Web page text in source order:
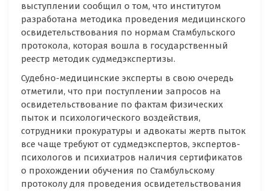
выступлении сообщил о том, что институтом
разработана методика проведения медицинского
освидетельствования по нормам Стамбульского
протокола, которая вошла в государственный
реестр методик судмедэкспертизы.
Судебно-медицинские эксперты в свою очередь
отметили, что при поступлении запросов на
освидетельствование по фактам физических
пыток и психологического воздействия,
сотрудники прокуратуры и адвокаты жертв пыток
все чаще требуют от судмедэкспертов, экспертов-
психологов и психиатров наличия сертификатов
о прохождении обучения по Стамбульскому
протоколу для проведения освидетельствования